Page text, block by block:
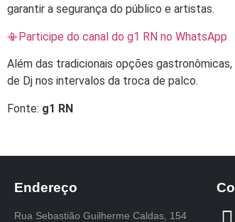
garantir a segurança do público e artistas.
📳Participe do canal do g1 RN no WhatsApp
Além das tradicionais opções
de Dj nos intervalos da troca de palco.
Fonte: g1 RN
Endereço
Rua Sebastião Guilherme Caldas, 154